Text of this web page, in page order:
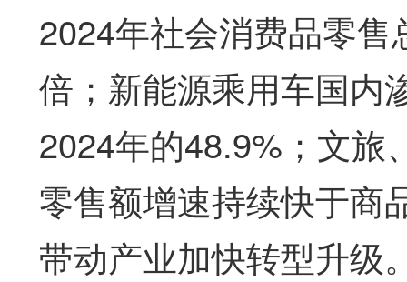
2024年社会消费品零
倍；新能源乘用车国内
2024年的48.9%；文旅
零售额增速持续快于商
带动产业加快转型升级